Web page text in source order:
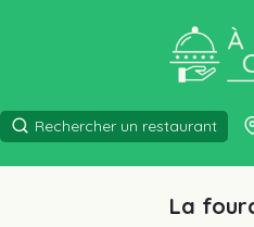
Rechercher un restaurant
La